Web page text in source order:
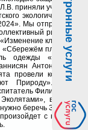
приняли участие
экологического
Мы отправили
рисунок
климата
планету
одежды «Образ
Антонина в
провели конкурс
Природу». С
Филиппова
в ходе
беречь Землю,
с нашей
Электронные услуги